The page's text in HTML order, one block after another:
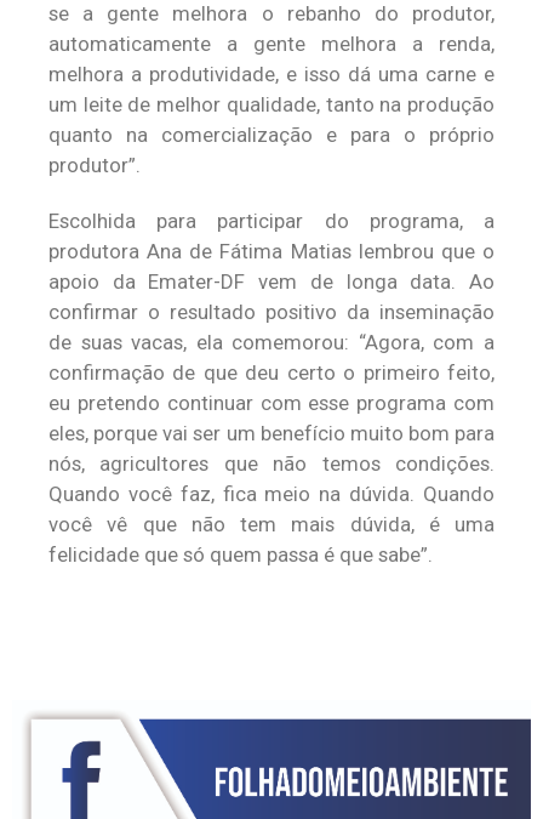
se a gente melhora o rebanho do produtor,
automaticamente a gente melhora a renda,
melhora a produtividade, e isso dá uma carne e
um leite de melhor qualidade, tanto na produção
quanto na comercialização e para o próprio
produtor”.
Escolhida para participar do programa, a
produtora Ana de Fátima Matias lembrou que o
apoio da Emater-DF vem de longa data. Ao
confirmar o resultado positivo da inseminação
de suas vacas, ela comemorou: “Agora, com a
confirmação de que deu certo o primeiro feito,
eu pretendo continuar com esse programa com
eles, porque vai ser um benefício muito bom para
nós, agricultores que não temos condições.
Quando você faz, fica meio na dúvida. Quando
você vê que não tem mais dúvida, é uma
felicidade que só quem passa é que sabe”.